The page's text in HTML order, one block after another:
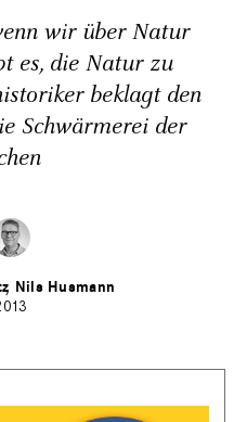
wir über Natur
es, die Natur zu
beklagt den
Schwärmerei der
Nils Husmann